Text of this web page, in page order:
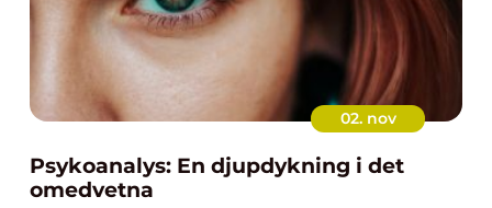
02. nov
Psykoanalys: En djupdykning i det
omedvetna